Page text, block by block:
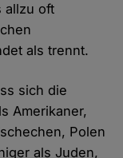
allzu oft
als trennt.
sich die
Amerikaner,
Polen
als Juden,